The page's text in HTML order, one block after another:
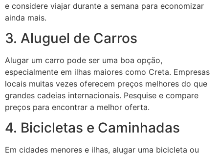
e considere viajar durante a semana para economizar
ainda mais.
3. Aluguel de Carros
Alugar um carro pode ser uma boa opção,
especialmente em ilhas maiores como Creta. Empresas
locais muitas vezes oferecem preços melhores do que
grandes cadeias internacionais. Pesquise e compare
preços para encontrar a melhor oferta.
4. Bicicletas e Caminhadas
Em cidades menores e ilhas, alugar uma bicicleta ou